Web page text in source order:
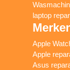
laptop
Apple
Apple
Asus